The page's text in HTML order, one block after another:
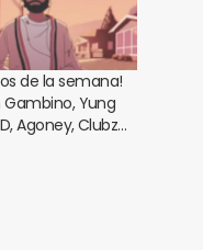
de la semana!
Gambino, Yung
Agoney, Clubz…